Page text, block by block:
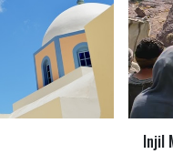
kasih-Nya,
kita untuk
dalam
Injil